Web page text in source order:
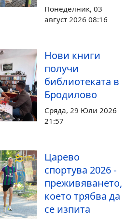
Понеделник, 03
август 2026 08:16
Нови книги
получи
библиотеката в
Бродилово
Сряда, 29 Юли 2026
21:57
Царево
спортува 2026 -
преживяването,
което трябва да
се изпита